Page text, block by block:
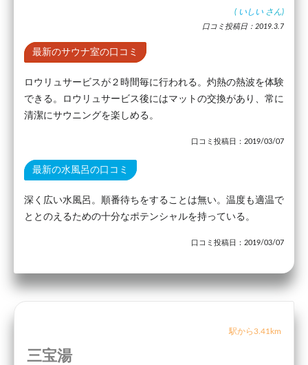
( いしい さん)
口コミ投稿日：2019.3.7
最新のサウナ室の口コミ
ロウリュサービスが２時間毎に行われる。灼熱の熱波を体験
できる。ロウリュサービス後にはマットの交換があり、常に
清潔にサウニングを楽しめる。
口コミ投稿日：2019/03/07
最新の水風呂の口コミ
深く広い水風呂。順番待ちをすることは無い。温度も適温で
ととのえるための十分なポテンシャルを持っている。
口コミ投稿日：2019/03/07
駅から3.41km
三宝湯